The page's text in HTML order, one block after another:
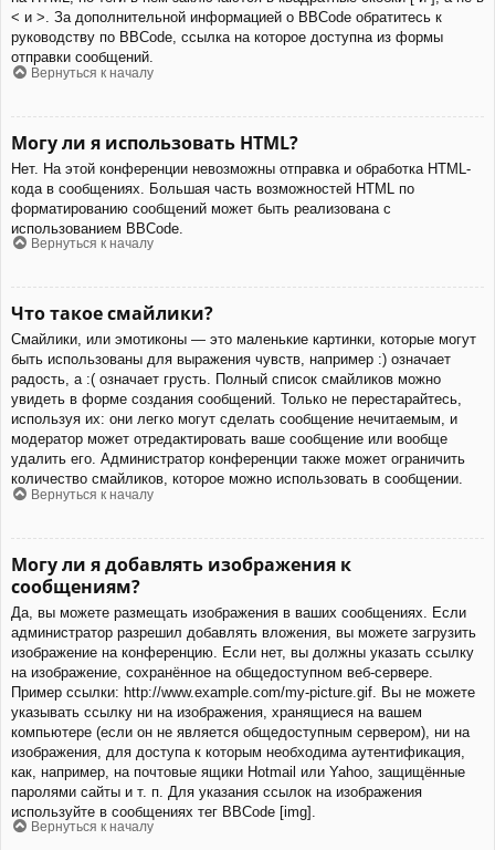
< и >. За дополнительной информацией о BBCode обратитесь к
руководству по BBCode, ссылка на которое доступна из формы
отправки сообщений.
Вернуться к началу
Могу ли я использовать HTML?
Нет. На этой конференции невозможны отправка и обработка HTML-
кода в сообщениях. Большая часть возможностей HTML по
форматированию сообщений может быть реализована с
использованием BBCode.
Вернуться к началу
Что такое смайлики?
Смайлики, или эмотиконы — это маленькие картинки, которые могут
быть использованы для выражения чувств, например :) означает
радость, а :( означает грусть. Полный список смайликов можно
увидеть в форме создания сообщений. Только не перестарайтесь,
используя их: они легко могут сделать сообщение нечитаемым, и
модератор может отредактировать ваше сообщение или вообще
удалить его. Администратор конференции также может ограничить
количество смайликов, которое можно использовать в сообщении.
Вернуться к началу
Могу ли я добавлять изображения к
сообщениям?
Да, вы можете размещать изображения в ваших сообщениях. Если
администратор разрешил добавлять вложения, вы можете загрузить
изображение на конференцию. Если нет, вы должны указать ссылку
на изображение, сохранённое на общедоступном веб-сервере.
Пример ссылки: http://www.example.com/my-picture.gif. Вы не можете
указывать ссылку ни на изображения, хранящиеся на вашем
компьютере (если он не является общедоступным сервером), ни на
изображения, для доступа к которым необходима аутентификация,
как, например, на почтовые ящики Hotmail или Yahoo, защищённые
паролями сайты и т. п. Для указания ссылок на изображения
используйте в сообщениях тег BBCode [img].
Вернуться к началу